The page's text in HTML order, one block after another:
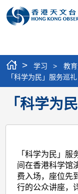
> 学习 > 教
「科学为民」服务巡礼
「科学为
「科学为民」服
间在香港科学馆
费入场，座位先
行的公众讲座，